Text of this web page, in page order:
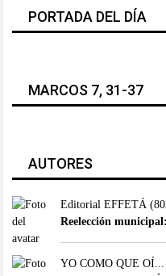
PORTADA DEL DÍA
MARCOS 7, 31-37
AUTORES
Editorial EFFETÁ
Reelección
YO COMO QUE OÍ...